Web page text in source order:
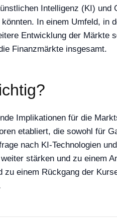
Intelligenz (KI) und
In einem Umfeld, in
Entwicklung der Märkte
Finanzmärkte insgesamt.
Implikationen für die
etabliert, die sowohl für
nach KI-Technologien
stärken und zu einem
einem Rückgang der